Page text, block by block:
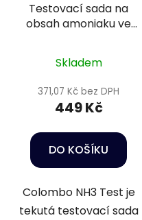
Testovací sada na
obsah amoniaku ve
Skladem
371,07 Kč bez DPH
449 Kč
DO KOŠÍKU
Colombo NH3 Test je
tekutá testovací sada